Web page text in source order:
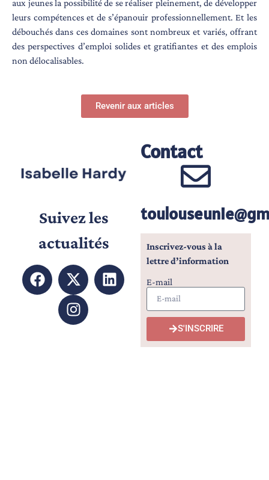
aux jeunes la possibilité de se réaliser pleinement, de développer
leurs compétences et de s’épanouir professionnellement. Et les
débouchés dans ces domaines sont nombreux et variés, offrant
des perspectives d’emploi solides et gratifiantes et des emplois
non délocalisables.
Revenir aux articles
Suivez les
actualités
Contact
Inscrivez-vous à la
lettre d’information
E-mail
S'INSCRIRE